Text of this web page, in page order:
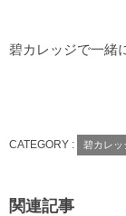
碧カレッジで一緒
CATEGORY : 碧カレッ
関連記事